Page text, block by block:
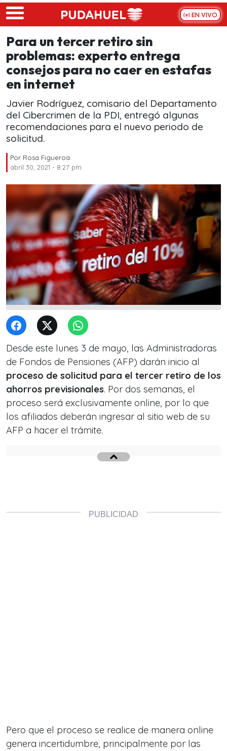
Skip to main content
EN VIVO
Para un tercer retiro sin
problemas: experto entrega
consejos para no caer en estafas
en internet
Javier Rodríguez, comisario del Departamento
del Cibercrimen de la PDI, entregó algunas
recomendaciones para el nuevo periodo de
solicitud.
Por Rosa Figueroa
abril 30, 2021 - 8:27 pm
Desde este lunes 3 de mayo, las Administradoras
de Fondos de Pensiones (AFP) darán inicio al
proceso de solicitud para el tercer retiro de los
ahorros previsionales. Por dos semanas, el
proceso será exclusivamente online, por lo que
los afiliados deberán ingresar al sitio web de su
AFP a hacer el trámite.
Pero que el proceso se realice de manera online
genera incertidumbre, principalmente por las